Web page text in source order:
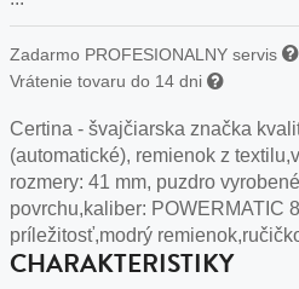
Zadarmo PROFESIONALNY servis
Vrátenie tovaru do 14 dni
Certina - švajčiarska značka
(automatické), remienok z
rozmery: 41 mm, puzdro
povrchu,kaliber: POWERMATIC
príležitosť,modrý
CHARAKTERISTIKY